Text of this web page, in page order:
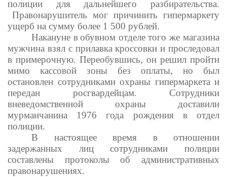
полиции для дальнейшего разбирательства.
Правонарушитель мог причинить гипермаркету
ущерб на сумму более 1 500 рублей.
Накануне вобувном отделе того же магазина
мужчина взял с прилавка кроссовки и проследовал
в примерочную. Переобувшись, он решил пройти
мимо кассовой зоны без оплаты, но был
остановлен сотрудниками охраны гипермаркета и
передан росгвардейцам. Сотрудники
вневедомственной охраны доставили
мурманчанина 1976 года рождения в отдел
полиции.
В настоящее время в отношении
задержанных лиц сотрудниками полиции
составлены протоколы об административных
правонарушениях.